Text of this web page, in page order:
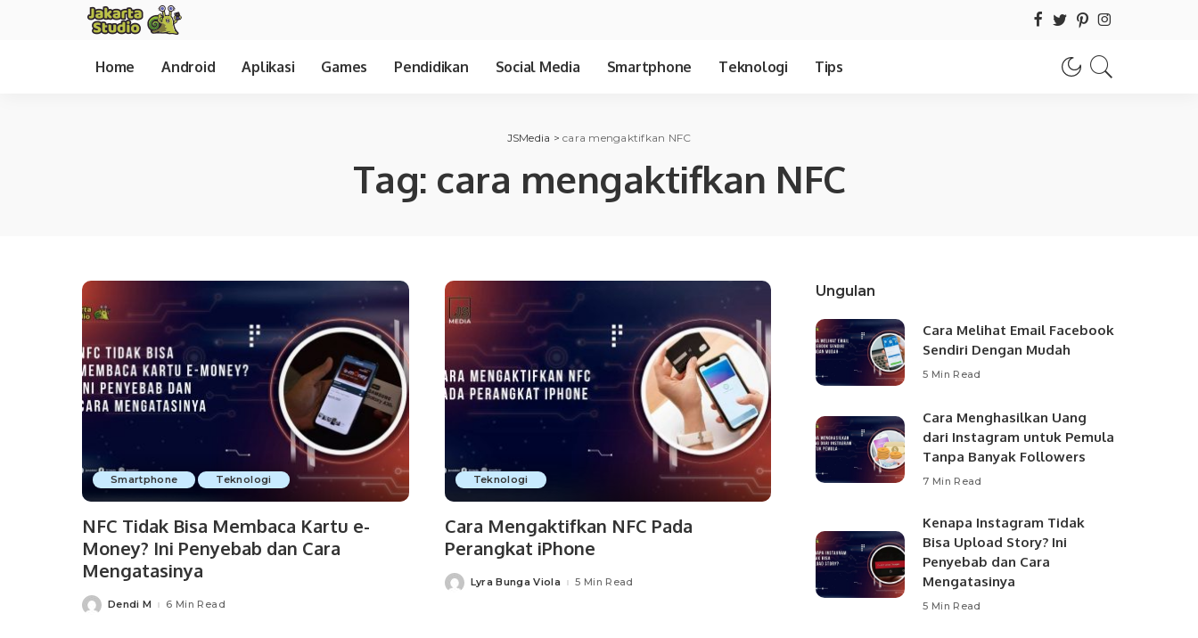
Home Android Aplikasi Games Pendidikan Social Media Smartphone Teknologi Tips
JSMedia >cara mengaktifkan NFC
Tag: cara mengaktifkan NFC
Smartphone Teknologi
NFC Tidak Bisa Membaca Kartu e-
Money? Ini Penyebab dan Cara
Mengatasinya
PostedDendi M 6 Min Read
Teknologi
Cara Mengaktifkan NFC Pada
Perangkat iPhone
PostedLyra Bunga Viola 5 Min Read
Ungulan
Cara Melihat Email Facebook
Sendiri Dengan Mudah
5 Min Read
Cara Menghasilkan Uang
dari Instagram untuk Pemula
Tanpa Banyak Followers
7 Min Read
Kenapa Instagram Tidak
Bisa Upload Story? Ini
Penyebab dan Cara
Mengatasinya
5 Min Read